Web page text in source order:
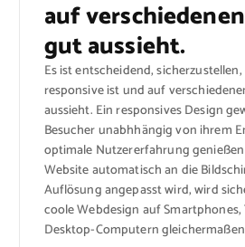
auf
gut aussieht.
Es ist entscheidend,
responsive ist und auf
aussieht. Ein responsives Design
Besucher unabhhängig von ihrem
optimale Nutzererfahrung
Website automatisch an die
Auflösung angepasst wird, wird
coole Webdesign auf
Desktop-Computern